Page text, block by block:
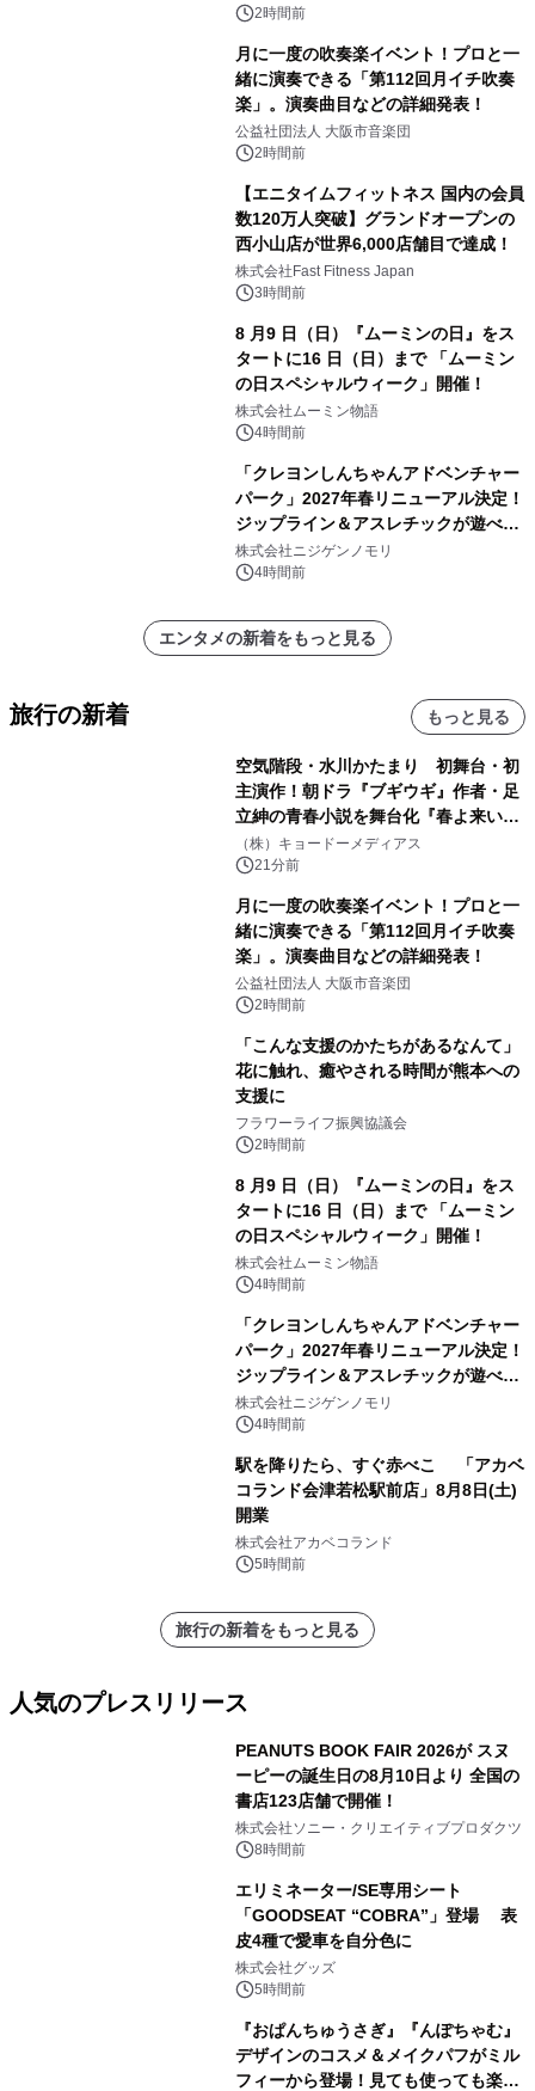
2時間前
月に一度の吹奏楽イベント！プロと一
緒に演奏できる「第112回月イチ吹奏
楽」。演奏曲目などの詳細発表！
公益社団法人 大阪市音楽団
2時間前
【エニタイムフィットネス 国内の会員
数120万人突破】グランドオープンの
西小山店が世界6,000店舗目で達成！
株式会社Fast Fitness Japan
3時間前
8 月9 日（日）『ムーミンの日』をス
タートに16 日（日）まで 「ムーミン
の日スペシャルウィーク」開催！
株式会社ムーミン物語
4時間前
「クレヨンしんちゃんアドベンチャー
パーク」2027年春リニューアル決定！
ジップライン＆アスレチックが遊べる
のは今年が最後！ 「ラスト！ドキがム
ネムネ～大作戦！」始動
株式会社ニジゲンノモリ
4時間前
エンタメの新着をもっと見る
旅行の新着 もっと見る
空気階段・水川かたまり 初舞台・初
主演作！朝ドラ『ブギウギ』作者・足
立紳の青春小説を舞台化『春よ来い、
マジで来い』キービジュアル解禁！
（株）キョードーメディアス
21分前
月に一度の吹奏楽イベント！プロと一
緒に演奏できる「第112回月イチ吹奏
楽」。演奏曲目などの詳細発表！
公益社団法人 大阪市音楽団
2時間前
「こんな支援のかたちがあるなんて」
花に触れ、癒やされる時間が熊本への
支援に
フラワーライフ振興協議会
2時間前
8 月9 日（日）『ムーミンの日』をス
タートに16 日（日）まで 「ムーミン
の日スペシャルウィーク」開催！
株式会社ムーミン物語
4時間前
「クレヨンしんちゃんアドベンチャー
パーク」2027年春リニューアル決定！
ジップライン＆アスレチックが遊べる
のは今年が最後！ 「ラスト！ドキがム
ネムネ～大作戦！」始動
株式会社ニジゲンノモリ
4時間前
駅を降りたら、すぐ赤べこ 「アカベ
コランド会津若松駅前店」8月8日(土)
開業
株式会社アカベコランド
5時間前
旅行の新着をもっと見る
人気のプレスリリース
PEANUTS BOOK FAIR 2026が スヌ
ーピーの誕生日の8月10日より 全国の
書店123店舗で開催！
株式会社ソニー・クリエイティブプロダクツ
8時間前
エリミネーター/SE専用シート
「GOODSEAT “COBRA”」登場 表
皮4種で愛車を自分色に
株式会社グッズ
5時間前
『おぱんちゅうさぎ』『んぽちゃむ』
デザインのコスメ＆メイクパフがミル
フィーから登場！見ても使っても楽し